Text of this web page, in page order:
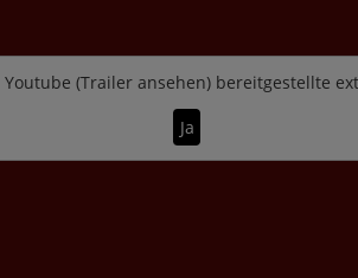
Youtube (Trailer ansehen) bereitgestellte
Ja